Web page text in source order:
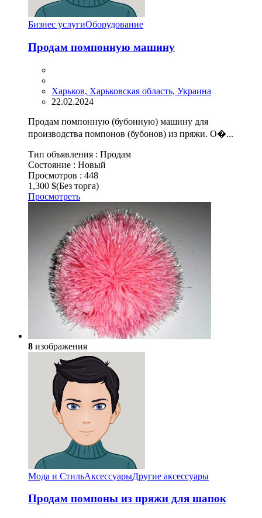
Бизнес услугиОборудование
Продам помпонную машину
Харьков, Харьковская область, Украина
22.02.2024
Продам помпонную (бубонную) машину для
производства помпонов (бубонов) из пряжи. О�...
Тип объявления : Продам
Состояние : Новый
Просмотров : 448
1,300 $(Без торга)
Просмотреть
8 изображения
Мода и СтильАксессуарыДругие аксессуары
Продам помпоны из пряжи для шапок